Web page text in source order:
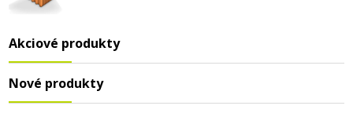
Akciové produkty
Nové produkty